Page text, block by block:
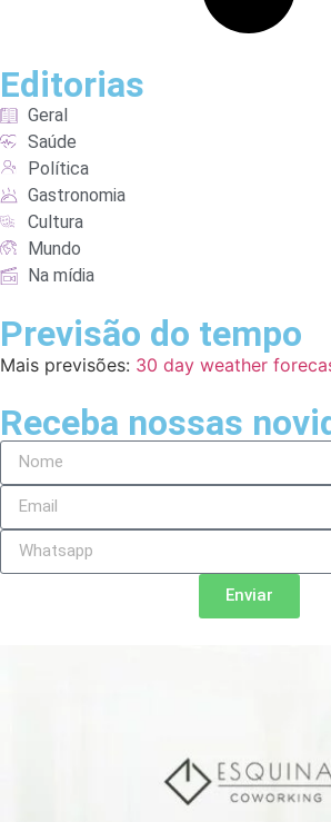
Editorias
Geral
Saúde
Política
Gastronomia
Cultura
Mundo
Na mídia
Previsão do tempo
Mais previsões: 30 day weather
Receba nossas
Enviar